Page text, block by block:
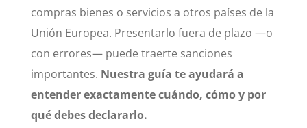
compras bienes o servicios a otros países de la
Unión Europea. Presentarlo fuera de plazo —o
con errores— puede traerte sanciones
importantes. Nuestra guía te ayudará a
entender exactamente cuándo, cómo y por
qué debes declararlo.